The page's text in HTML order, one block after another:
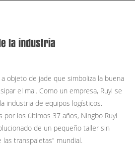
la industria
objeto de jade que simboliza la buena
el mal. Como un empresa, Ruyi se
industria de equipos logísticos.
por los últimos 37 años, Ningbo Ruyi
de un pequeño taller sin
transpaletas" mundial.